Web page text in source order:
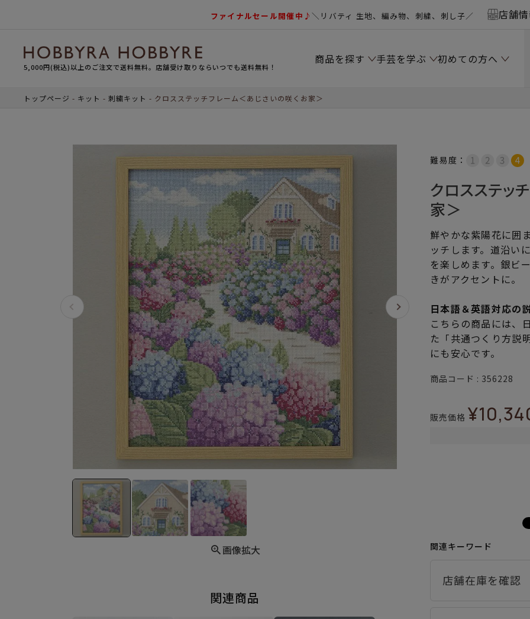
ファイナルセール開催中♪＼リバティ 生地、編み物、刺繍、刺し子／ 店舗
5,000円(税込)以上のご注文で送料無料。店舗受け取りならいつでも送料無料！
商品を探す 手芸を学ぶ 初めての方へ
トップページ キット 刺繍キット クロスステッチフレーム＜あじさいの咲くお家＞
画像拡大
関連商品
難易度：
クロスステッ
家＞
鮮やかな紫陽花に囲
ッチします。道沿い
を楽しめます。銀ビ
きがアクセントに。
日本語＆英語対応の
こちらの商品には、
た「共通つくり方説
にも安心です。
商品コード 356228
販売価格 ¥
関連キーワード